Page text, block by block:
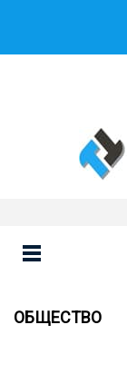
ОБЩЕСТВО